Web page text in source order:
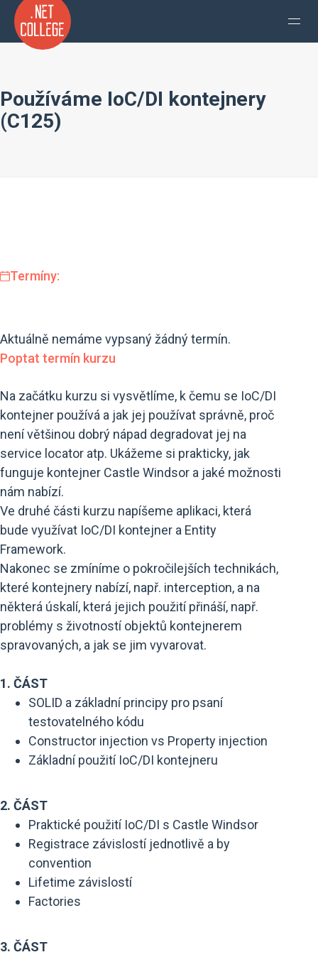
Používáme IoC/DI kontejnery
(C125)
Termíny:
Aktuálně nemáme vypsaný žádný termín.
Poptat termín kurzu
Na začátku kurzu si vysvětlíme, k čemu se IoC/DI
kontejner používá a jak jej používat správně, proč
není většinou dobrý nápad degradovat jej na
service locator atp. Ukážeme si prakticky, jak
funguje kontejner Castle Windsor a jaké možnosti
nám nabízí.
Ve druhé části kurzu napíšeme aplikaci, která
bude využívat IoC/DI kontejner a Entity
Framework.
Nakonec se zmíníme o pokročilejších technikách,
které kontejnery nabízí, např. interception, a na
některá úskalí, která jejich použití přináší, např.
problémy s životností objektů kontejnerem
spravovaných, a jak se jim vyvarovat.
1. ČÁST
SOLID a základní principy pro psaní
testovatelného kódu
Constructor injection vs Property injection
Základní použití IoC/DI kontejneru
2. ČÁST
Praktické použití IoC/DI s Castle Windsor
Registrace závislostí jednotlivě a by
convention
Lifetime závislostí
Factories
3. ČÁST